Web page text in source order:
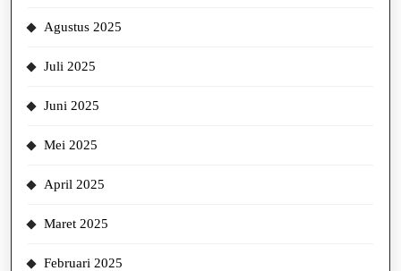
Agustus 2025
Juli 2025
Juni 2025
Mei 2025
April 2025
Maret 2025
Februari 2025